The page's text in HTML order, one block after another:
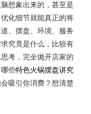
想象出来的，甚至是
化细节就能真正的将
、摆盘、环境、服务
究竟是什么，比较有
考，完全抛开店家的
些特色火锅摆盘讲究
吸引你消费？想清楚